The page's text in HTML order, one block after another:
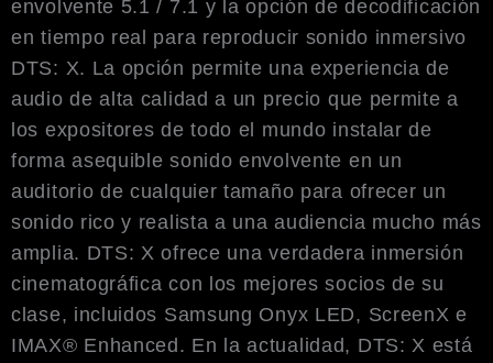
envolvente 5.1 / 7.1 y la opción de decodificación
en tiempo real para reproducir sonido inmersivo
DTS: X. La opción permite una experiencia de
audio de alta calidad a un precio que permite a
los expositores de todo el mundo instalar de
forma asequible sonido envolvente en un
auditorio de cualquier tamaño para ofrecer un
sonido rico y realista a una audiencia mucho más
amplia. DTS: X ofrece una verdadera inmersión
cinematográfica con los mejores socios de su
clase, incluidos Samsung Onyx LED, ScreenX e
IMAX® Enhanced. En la actualidad, DTS: X está